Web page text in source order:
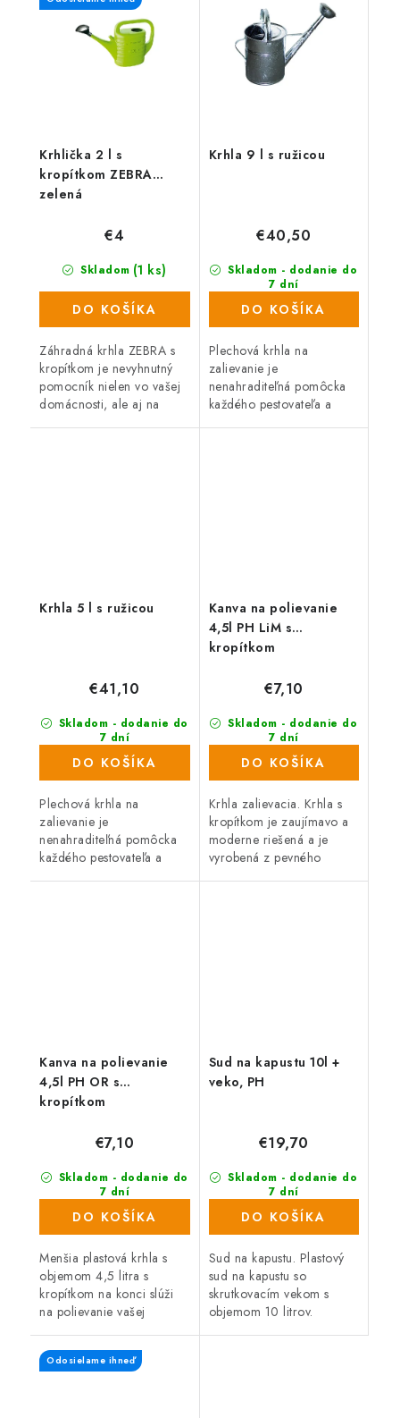
ľahká a jednoducho sa s
Krhlička 2 l s
kropítkom ZEBRA
zelená
Skladom (1 ks)
€4
DO KOŠÍKA
Záhradná krhla ZEBRA s
kropítkom je nevyhnutný
pomocník nielen vo vašej
domácnosti, ale aj na
Krhla 9 l s ružicou
Skladom - dodanie do
7 dní
(88 ks)
€40,50
DO KOŠÍKA
Plechová krhla na
zalievanie je
nenahraditeľná pomôcka
každého pestovateľa a
Krhla 5 l s ružicou
Skladom - dodanie do
7 dní
(67 ks)
€41,10
DO KOŠÍKA
Plechová krhla na
zalievanie je
nenahraditeľná pomôcka
každého pestovateľa a
Kanva na polievanie
4,5l PH LiM s
kropítkom
Skladom - dodanie do
7 dní
(136 ks)
€7,10
DO KOŠÍKA
Krhla zalievacia. Krhla s
kropítkom je zaujímavo a
moderne riešená a je
vyrobená z pevného
Kanva na polievanie
4,5l PH OR s
kropítkom
Skladom - dodanie do
7 dní
(305 ks)
€7,10
DO KOŠÍKA
Menšia plastová krhla s
objemom 4,5 litra s
kropítkom na konci slúži
na polievanie vašej
Sud na kapustu 10l +
veko, PH
Skladom - dodanie do
7 dní
(212 ks)
€19,70
DO KOŠÍKA
Sud na kapustu. Plastový
sud na kapustu so
skrutkovacím vekom s
objemom 10 litrov.
Odosielame ihneď